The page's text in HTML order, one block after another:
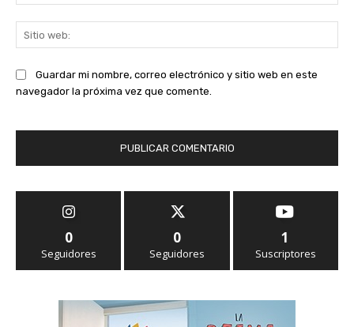
Guardar mi nombre, correo electrónico y sitio web en este
navegador la próxima vez que comente.
0
Seguidores
0
Seguidores
1
Suscriptores